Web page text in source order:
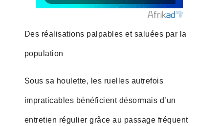
Des réalisations palpables et saluées par la
population
Sous sa houlette, les ruelles autrefois
impraticables bénéficient désormais d’un
entretien régulier grâce au passage fréquent